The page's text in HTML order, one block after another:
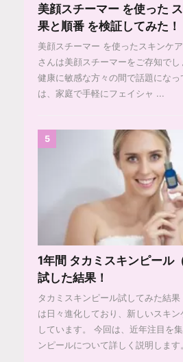
美顔スチーマー を使った
果と順番 を検証してみた！
美顔スチーマー を使ったスキンケ
さんは美顔スチーマーをご存知でし
健康に敏感な方々の間で話題にな
は、家庭で手軽にフェイシャ ...
5
1年間 タカミスキンピール
試した結果！
タカミスキンピール試してみた結
は日々進化しており、新しいスキ
しています。 今回は、近年注目を
ンピールについて詳しく説明しま